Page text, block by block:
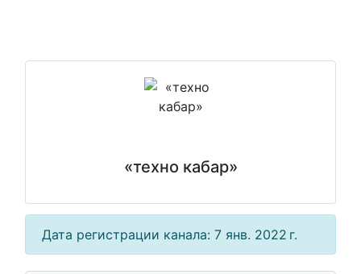
«техно кабар»
Дата регистрации канала: 7 янв. 2022 г.